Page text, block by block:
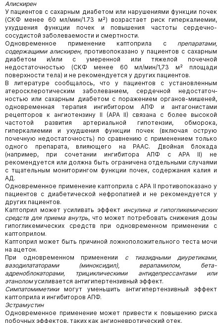
Алискирен
У пациентов с сахарным диабетом или нарушениями функции почек
(СКФ менее 60 мл/мин/1.73 м²) возрастает риск гиперкалиемии,
ухудшения функции почек и повышения частоты сердечно-
сосудистой заболеваемости и смертности.
Одновременное применение каптоприла с препаратами,
содержащими алискирен, противопоказано у пациентов с сахарным
диабетом и/или с умеренной или тяжелой почечной
недостаточностью (СКФ менее 60 мл/мин/1,73 м² площади
поверхности тела) и не рекомендуется у других пациентов.
В литературе сообщалось, что у пациентов с установленным
атеросклеротическим заболеванием, сердечной недостаточ­
ностью или сахарным диабетом с поражением органов-мишеней,
одновременная терапия ингибитором АПФ и антагониста­ми
рецепторов к ангиотензину II (АРА II) связана с более высокой
частотой развития артериальной гипотензии, обморока,
гиперкалиемии и ухудшения функции почек (включая острую
почечную недостаточность) по сравнению с применением только
одного препарата, влияющего на РААС. Двойная блокада
(например, при сочетании ингибитора АПФ с АРА II) не
рекомендуется или должна быть ограничена отдельными случаями
с тщательным мониторингом функции почек, содержа­ния калия и
АД.
Одновременное применение каптоприла с АРА II противопоказано у
пациентов с диабетической нефропатией и не рекомендуется у
других пациентов.
Каптоприл может усиливать эффект инсулина и гипогликемических
средств для приема внутрь, что может потребовать снижения дозы
гипогликемических средств при одновременном применении с
каптоприлом.
Каптоприл может быть причиной ложноположительного теста мочи
на ацетон.
При одновременном применении с тиазидными диуретиками,
вазодилататорами (миноксидил), верапамилом, бета-
адреноблокаторами, трициклическими антидепрессантами или
этаноломусиливается антигипертензивный эффект.
Симпатомиметикимогут уменьшить антигипертензивный эффект
каптоприла и ингибиторов АПФ.
Эстрамустин
Одновременное применение может привести к повышению риска
побочных эффектов, таких как ангионевротический отек.